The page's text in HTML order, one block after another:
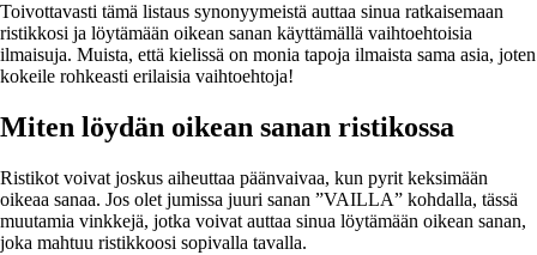
Toivottavasti tämä listaus synonyymeistä auttaa sinua ratkaisemaan
ristikkosi ja löytämään oikean sanan käyttämällä vaihtoehtoisia
ilmaisuja. Muista, että kielissä on monia tapoja ilmaista sama asia, joten
kokeile rohkeasti erilaisia vaihtoehtoja!
Miten löydän oikean sanan ristikossa
Ristikot voivat joskus aiheuttaa päänvaivaa, kun pyrit keksimään
oikeaa sanaa. Jos olet jumissa juuri sanan ”VAILLA” kohdalla, tässä
muutamia vinkkejä, jotka voivat auttaa sinua löytämään oikean sanan,
joka mahtuu ristikkoosi sopivalla tavalla.